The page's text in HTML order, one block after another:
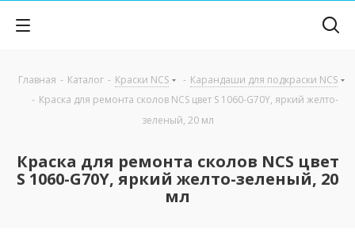
Главная - Каталог - Краски NCS - Карандаши для подкраски NCS
- Краска для ремонта сколов NCS цвет S 1060-G70Y, яркий желто-
зеленый, 20 мл
Краска для ремонта сколов NCS цвет
S 1060-G70Y, яркий желто-зеленый, 20
мл